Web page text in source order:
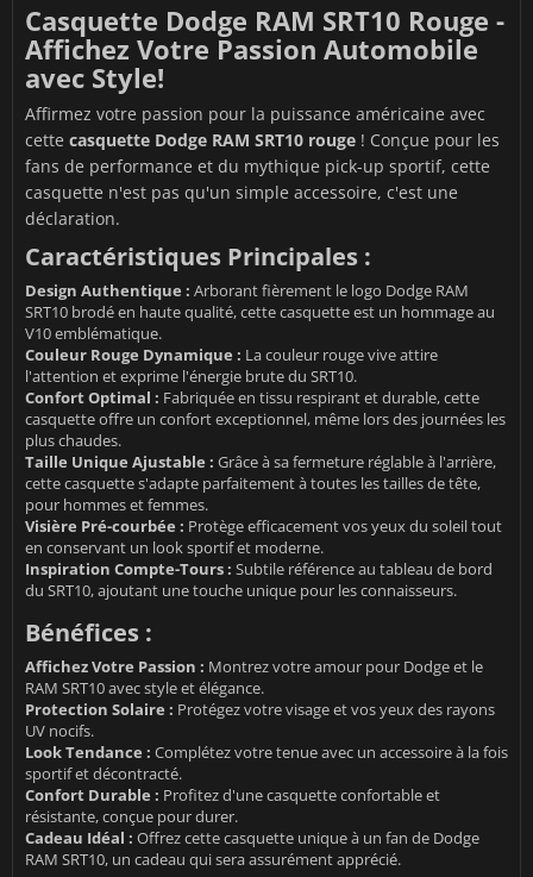
Casquette Dodge RAM SRT10 Rouge -
Affichez Votre Passion Automobile
avec Style!
Affirmez votre passion pour la puissance américaine avec
cette casquette Dodge RAM SRT10 rouge ! Conçue pour les
fans de performance et du mythique pick-up sportif, cette
casquette n'est pas qu'un simple accessoire, c'est une
déclaration.
Caractéristiques Principales :
Design Authentique : Arborant fièrement le logo Dodge RAM
SRT10 brodé en haute qualité, cette casquette est un hommage au
V10 emblématique.
Couleur Rouge Dynamique : La couleur rouge vive attire
l'attention et exprime l'énergie brute du SRT10.
Confort Optimal : Fabriquée en tissu respirant et durable, cette
casquette offre un confort exceptionnel, même lors des journées les
plus chaudes.
Taille Unique Ajustable : Grâce à sa fermeture réglable à l'arrière,
cette casquette s'adapte parfaitement à toutes les tailles de tête,
pour hommes et femmes.
Visière Pré-courbée : Protège efficacement vos yeux du soleil tout
en conservant un look sportif et moderne.
Inspiration Compte-Tours : Subtile référence au tableau de bord
du SRT10, ajoutant une touche unique pour les connaisseurs.
Bénéfices :
Affichez Votre Passion : Montrez votre amour pour Dodge et le
RAM SRT10 avec style et élégance.
Protection Solaire : Protégez votre visage et vos yeux des rayons
UV nocifs.
Look Tendance : Complétez votre tenue avec un accessoire à la fois
sportif et décontracté.
Confort Durable : Profitez d'une casquette confortable et
résistante, conçue pour durer.
Cadeau Idéal : Offrez cette casquette unique à un fan de Dodge
RAM SRT10, un cadeau qui sera assurément apprécié.